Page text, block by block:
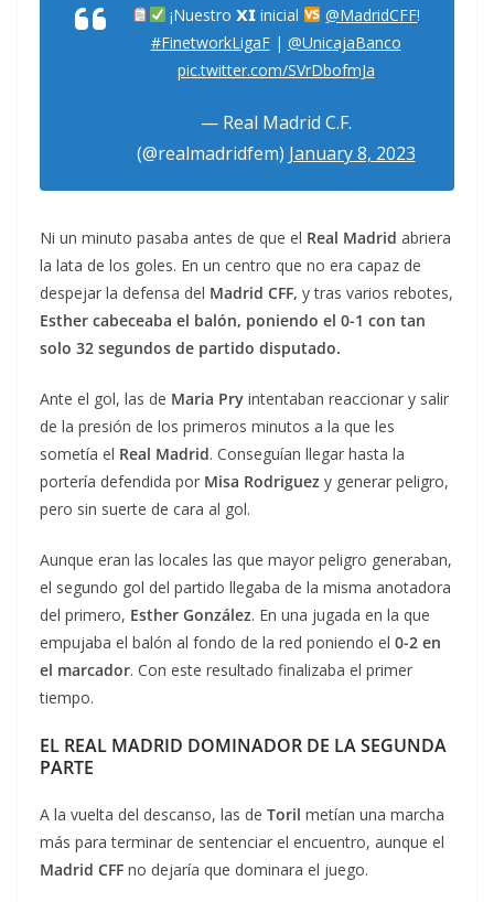
¡Nuestro 𝗫𝗜 inicial @MadridCFF!
#FinetworkLigaF| @UnicajaBanco
pic.twitter.com/SVrDbofmJa
— Real Madrid C.F.
(@realmadridfem) January 8, 2023
Ni un minuto pasaba antes de que el Real Madrid abriera
la lata de los goles. En un centro que no era capaz de
despejar la defensa del Madrid CFF, y tras varios rebotes,
Esther cabeceaba el balón, poniendo el 0-1 con tan
solo 32 segundos de partido disputado.
Ante el gol, las de Maria Pry intentaban reaccionar y salir
de la presión de los primeros minutos a la que les
sometía el Real Madrid. Conseguían llegar hasta la
portería defendida por Misa Rodriguez y generar peligro,
pero sin suerte de cara al gol.
Aunque eran las locales las que mayor peligro generaban,
el segundo gol del partido llegaba de la misma anotadora
del primero, Esther González. En una jugada en la que
empujaba el balón al fondo de la red poniendo el 0-2 en
el marcador. Con este resultado finalizaba el primer
tiempo.
EL REAL MADRID DOMINADOR DE LA SEGUNDA
PARTE
A la vuelta del descanso, las de Toril metían una marcha
más para terminar de sentenciar el encuentro, aunque el
Madrid CFF no dejaría que dominara el juego.